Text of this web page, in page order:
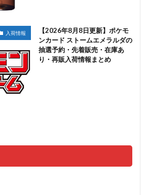
入荷情報
【2026年8月8日更新】ポケモ
ンカード ストームエメラルダの
抽選予約・先着販売・在庫あ
り・再販入荷情報まとめ